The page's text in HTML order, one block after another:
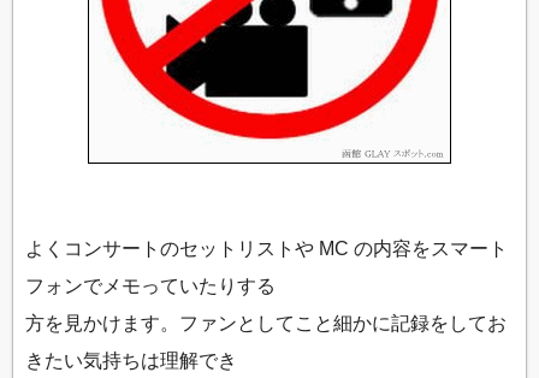
よくコンサートのセットリストや MC の内容をスマート
フォンでメモっていたりする
方を見かけます。ファンとしてこと細かに記録をしてお
きたい気持ちは理解でき